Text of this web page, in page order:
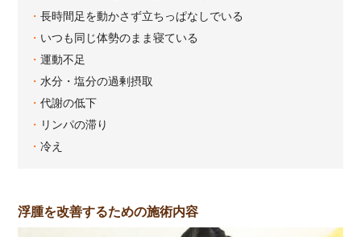
長時間足を動かさず立ちっぱなしでいる
いつも同じ体勢のまま寝ている
運動不足
水分・塩分の過剰摂取
代謝の低下
リンパの滞り
冷え
浮腫を改善するための施術内容